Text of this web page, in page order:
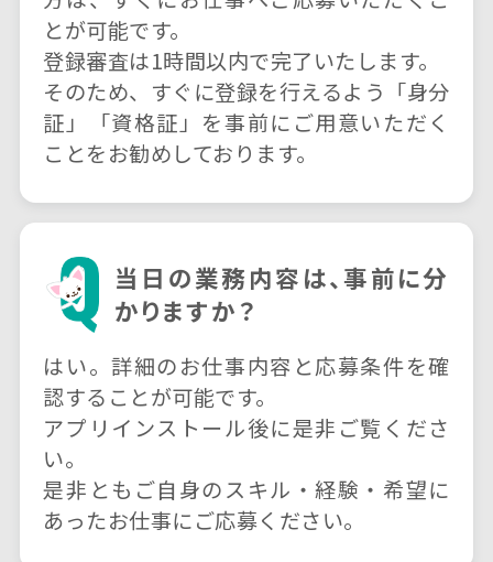
とが可能です。
登録審査は1時間以内で完了いたします。
そのため、すぐに登録を行えるよう「身分
証」「資格証」を事前にご用意いただく
ことをお勧めしております。
当日の業務内容は、事前に分
かりますか？
はい。詳細のお仕事内容と応募条件を確
認することが可能です。
アプリインストール後に是非ご覧くださ
い。
是非ともご自身のスキル・経験・希望に
あったお仕事にご応募ください。